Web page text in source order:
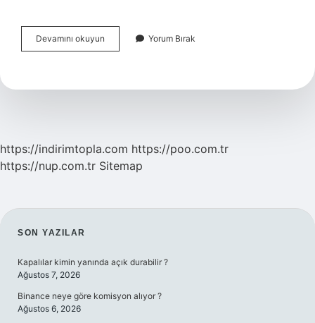
Devamını okuyun
Yüksek
Yıl
Yorum Bırak
https://indirimtopla.com https://poo.com.tr
https://nup.com.tr Sitemap
SIDEBAR
SON YAZILAR
Kapalılar kimin yanında açık durabilir ?
Ağustos 7, 2026
Binance neye göre komisyon alıyor ?
Ağustos 6, 2026